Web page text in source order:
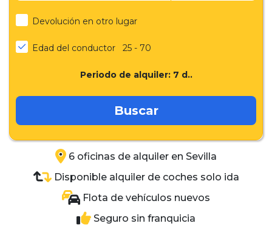
Devolución en otro lugar
Edad del conductor 25 - 70
Periodo de alquiler: 7 d..
Buscar
6 oficinas de alquiler en Sevilla
Disponible alquiler de coches solo ida
Flota de vehículos nuevos
Seguro sin franquicia